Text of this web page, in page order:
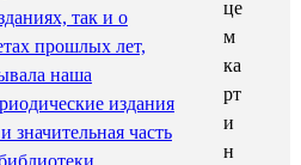
так и о
прошлых лет,
наша
издания
значительная часть